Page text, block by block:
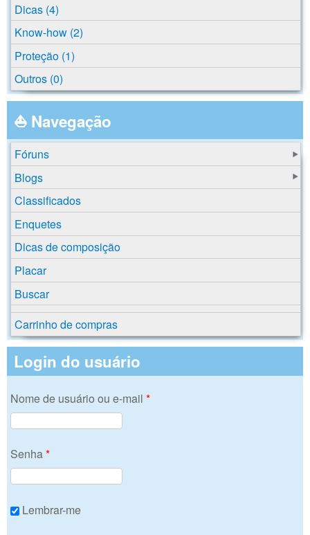
Dicas (4)
Know-how (2)
Proteção (1)
Outros (0)
⛵ Navegação
Fóruns
Blogs
Classificados
Enquetes
Dicas de composição
Placar
Buscar
Carrinho de compras
Login do usuário
Nome de usuário ou e-mail *
Senha *
Lembrar-me